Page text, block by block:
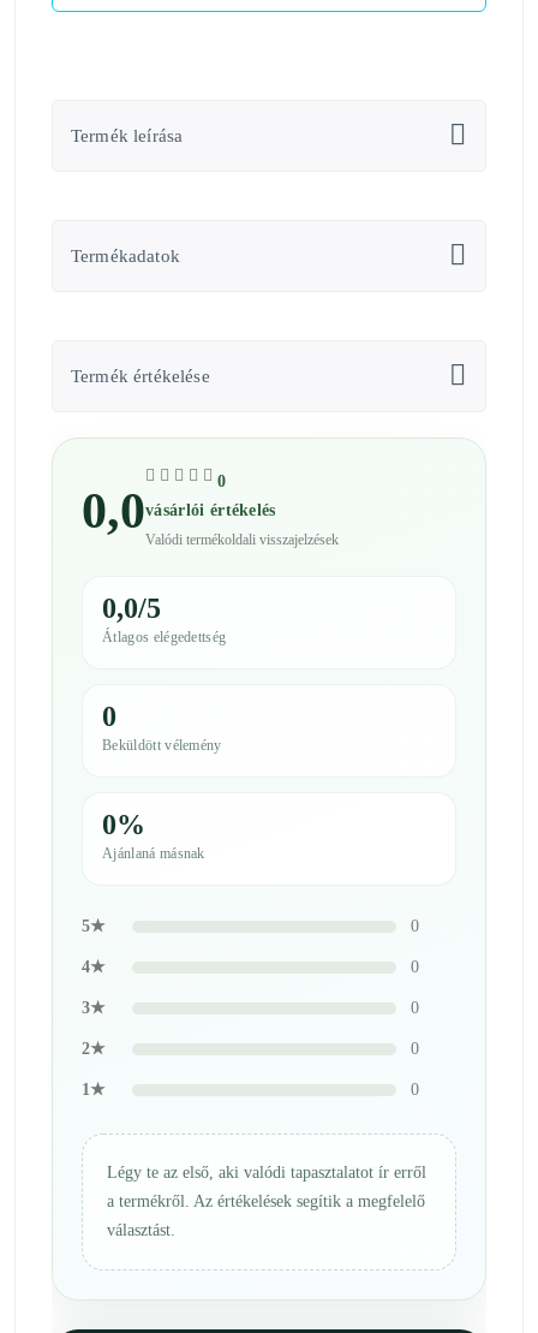
Termék leírása
Termékadatok
Termék értékelése
0,0
0
vásárlói értékelés
Valódi termékoldali visszajelzések
0,0/5
Átlagos elégedettség
0
Beküldött vélemény
0%
Ajánlaná másnak
5★ 0
4★ 0
3★ 0
2★ 0
1★ 0
Légy te az első, aki valódi tapasztalatot ír erről
a termékről. Az értékelések segítik a megfelelő
választást.